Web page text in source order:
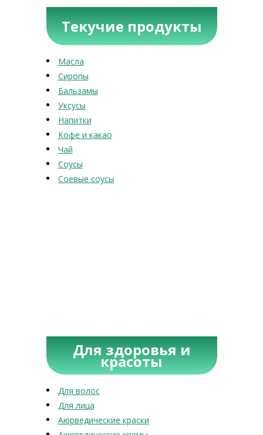
Текучие продукты
Масла
Сиропы
Бальзамы
Уксусы
Напитки
Кофе и какао
Чай
Соусы
Соевые соусы
Для здоровья и
красоты
Для волос
Для лица
Аюрведические краски